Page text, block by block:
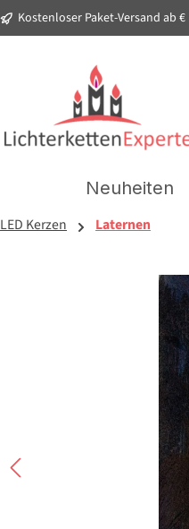
Zur
Kostenloser Paket-Versand ab
Neuheiten
LED Kerzen Laternen
Bildergalerie